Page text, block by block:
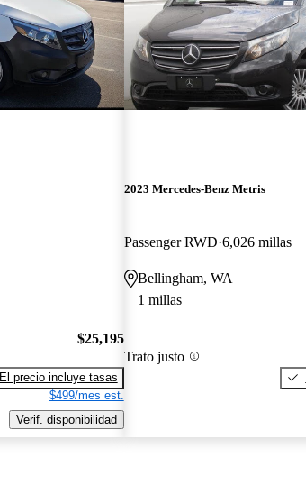
$25,195
El precio incluye tasas
$499/mes est.
Verif. disponibilidad
2023 Mercedes-Benz Metris
Passenger RWD 6,026 millas
Bellingham, WA
1 millas
Trato justo